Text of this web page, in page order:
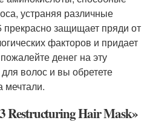
устраняя различные
защищает пряди от
факторов и придает
денег на эту
волос и вы обретете
мечтали.
Restructuring Hair Mask»